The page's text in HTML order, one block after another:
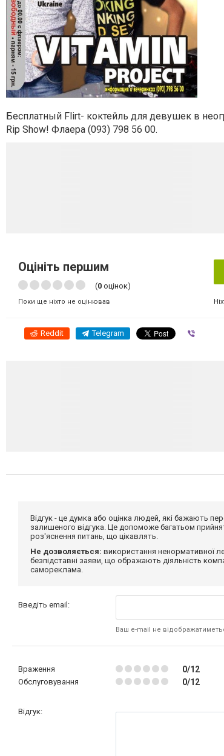
Бесплатный Flirt- коктейль для девушек в
Rip Show! Флаера (093) 798 56 00.
Оцініть першим
(0 оцінок)
Поки ще ніхто не оцінював
Reddit Telegram
Відгук - це думка або оцінка людей, які бажають
залишеного відгука. Це допоможе багатьом
роз'яснення питань, що цікавлять.
Не дозволяється: використання ненормативної
безпідставні заяви, що ображають діяльність
самореклама.
Введіть email:
Ваш e-mail не
Враження 0/12
Обслуговування 0/12
Відгук: